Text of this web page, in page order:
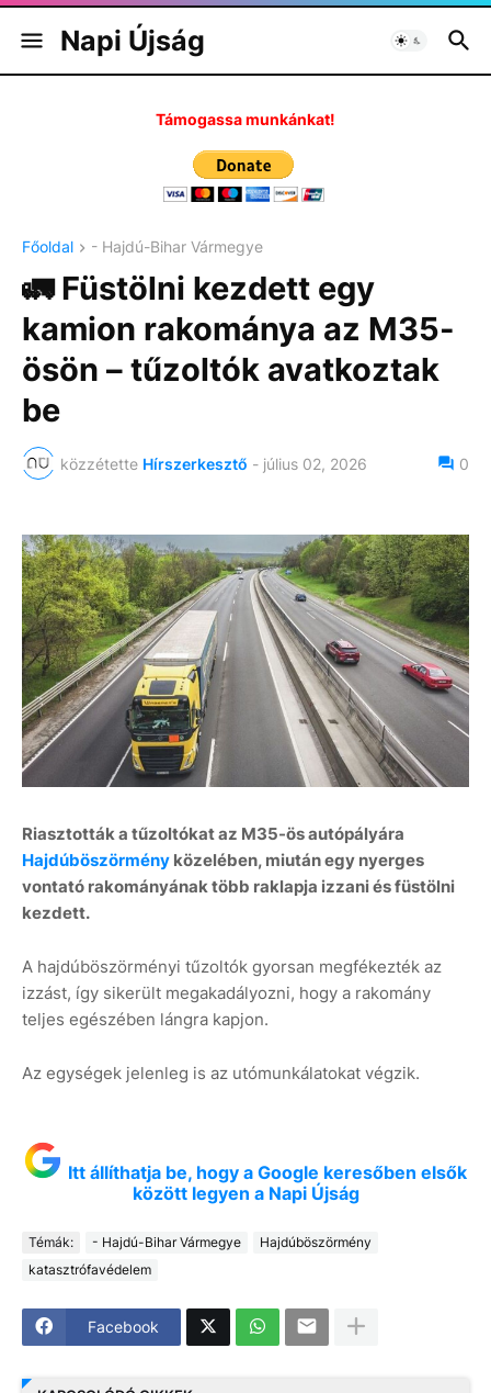
Napi Újság
Támogassa munkánkat!
Főoldal - Hajdú-Bihar Vármegye
🚛 Füstölni kezdett egy
kamion rakománya az M35-
ösön – tűzoltók avatkoztak
be
közzétette Hírszerkesztő - július 02, 2026 0
Riasztották a tűzoltókat az M35-ös autópályára
Hajdúböszörmény közelében, miután egy nyerges
vontató rakományának több raklapja izzani és füstölni
kezdett.
A hajdúböszörményi tűzoltók gyorsan megfékezték az
izzást, így sikerült megakadályozni, hogy a rakomány
teljes egészében lángra kapjon.
Az egységek jelenleg is az utómunkálatokat végzik.
Itt állíthatja be, hogy a Google keresőben elsők
között legyen a Napi Újság
Témák: - Hajdú-Bihar Vármegye
Hajdúböszörmény
katasztrófavédelem
Facebook